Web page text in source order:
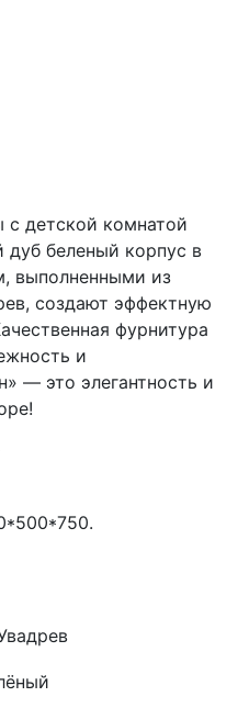
с детской комнатой
дуб беленый корпус в
выполненными из
создают эффектную
фурнитура
и
— это элегантность и